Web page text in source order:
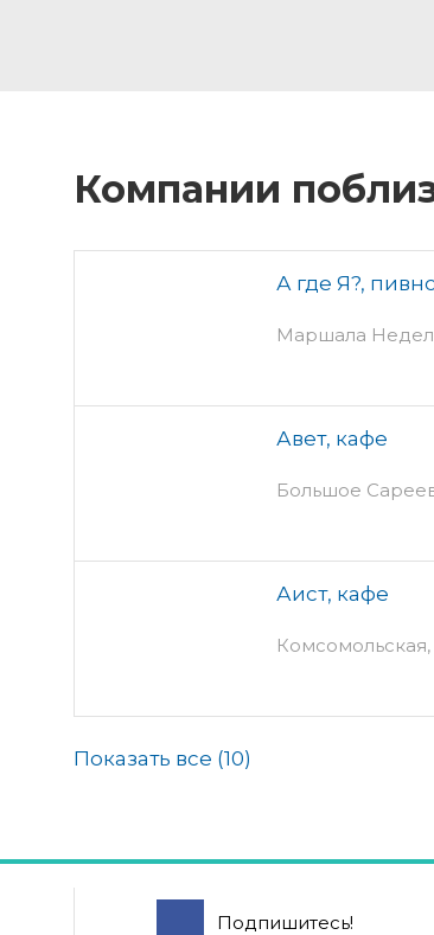
Компании
А где Я?,
Маршала
Авет, кафе
Большое
Аист, кафе
Комсомольская,
Показать все (10)
Подпишитесь!